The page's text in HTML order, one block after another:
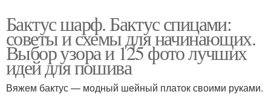
Бактус шарф. Бактус спицами:
советы и схемы для начинающих.
Выбор узора и 125 фото лучших
идей для пошива
Вяжем бактус — модный шейный платок своими руками.